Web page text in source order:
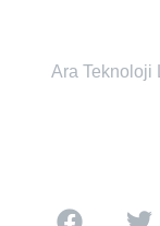
Ara Teknoloji